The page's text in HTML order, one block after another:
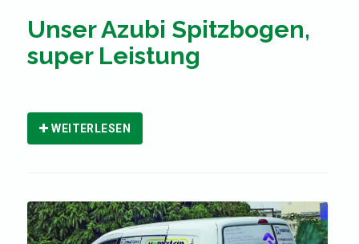
Unser Azubi Spitzbogen,
super Leistung
WEITERLESEN